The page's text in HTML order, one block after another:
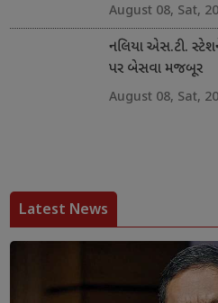
August 08, Sat,
નલિયા એસ.ટી.
પર બેસવા મજબૂર
August 08, Sat,
Latest News